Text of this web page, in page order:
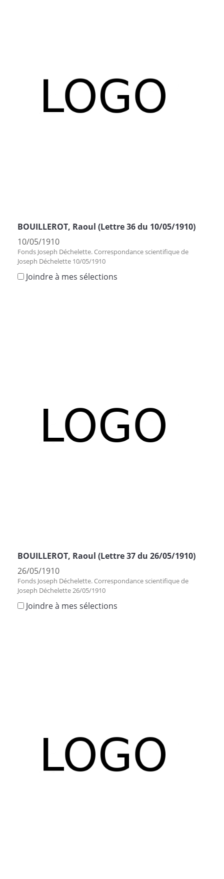
BOUILLEROT, Raoul (Lettre 36 du 10/05/1910)
10/05/1910
Fonds Joseph Déchelette. Correspondance scientifique de
Joseph Déchelette 10/05/1910
Joindre à mes sélections
BOUILLEROT, Raoul (Lettre 37 du 26/05/1910)
26/05/1910
Fonds Joseph Déchelette. Correspondance scientifique de
Joseph Déchelette 26/05/1910
Joindre à mes sélections